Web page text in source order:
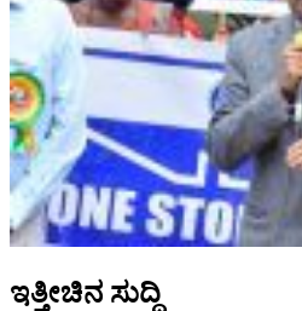
ಇತ್ತೀಚಿನ ಸುದ್ದಿ